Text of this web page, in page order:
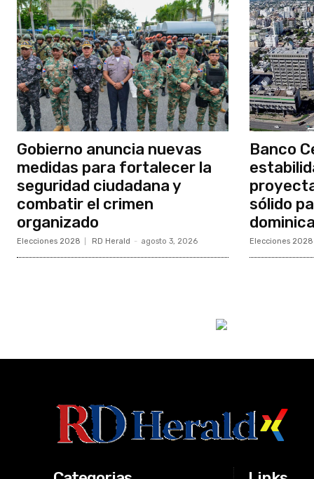
Gobierno anuncia nuevas
medidas para fortalecer la
seguridad ciudadana y
combatir el crimen
organizado
Elecciones 2028 RD Herald - agosto 3, 2026
Banco
sólido
Elecciones 2028